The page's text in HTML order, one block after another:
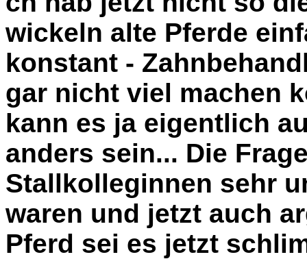
wickeln alte Pferde
konstant -
gar nicht viel machen
kann es ja eigentlich
anders sein... Die
Stallkolleginnen sehr
waren und jetzt auch
Pferd sei es jetzt